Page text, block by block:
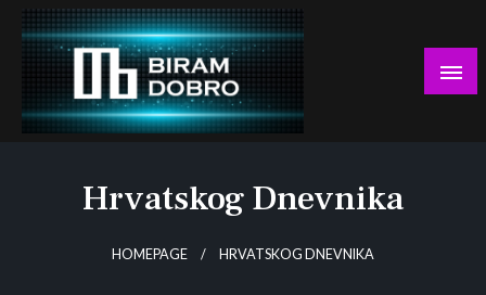
Skip
content
Hrvatskog Dnevnika
HOMEPAGE HRVATSKOG DNEVNIKA